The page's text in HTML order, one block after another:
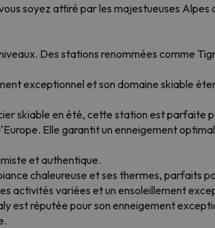
soyez attiré par les majestueuses
Des stations renommées comme
exceptionnel et son domaine skiable
skiable en été, cette station est parfaite
Elle garantit un enneigement
et authentique.
chaleureuse et ses thermes, parfaits
activités variées et un ensoleillement
est réputée pour son enneigement